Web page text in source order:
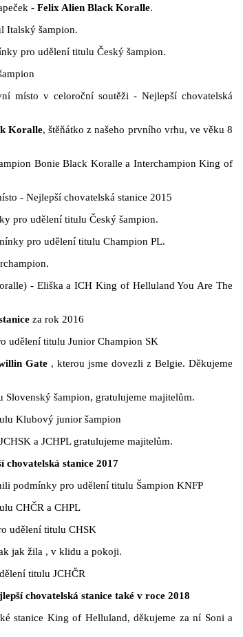
- Felix Alien Black Koralle.
Italský šampion.
pro udělení titulu Český šampion.
místo v celoroční soutěži - Nejlepší chovatelská
Koralle, štěňátko z našeho prvního vrhu, ve věku 8
Bonie Black Koralle a Interchampion King of
- Nejlepší chovatelská stanice 2015
pro udělení titulu Český šampion.
pro udělení titulu Champion PL.
- Eliška a ICH King of Helluland You Are The
za rok 2016
udělení titulu Junior Champion SK
Gate , kterou jsme dovezli z Belgie. Děkujeme
šampion, gratulujeme majitelům.
Klubový junior šampion
a JCHPL gratulujeme majitelům.
chovatelská stanice 2017
podmínky pro udělení titulu Šampion KNFP
CHČR a CHPL
udělení titulu CHSK
jak žila , v klidu a pokoji.
titulu JCHČR
chovatelská stanice také v roce 2018
stanice King of Helluland, děkujeme za ní Soni a